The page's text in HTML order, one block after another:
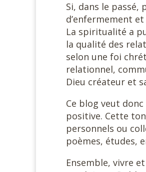
Si, dans le
d’enfermement
La spiritualité a
la qualité des
selon une foi
relationnel,
Dieu créateur et
Ce blog veut
positive. Cette
personnels ou
poèmes, études,
Ensemble, vivre